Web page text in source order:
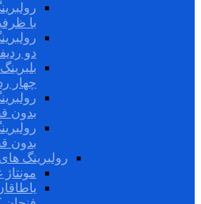
با
دو
چهار
بدون
بدون
رولبرینگ